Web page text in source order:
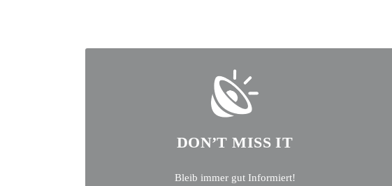
DON’T MISS IT
Bleib immer gut Informiert!